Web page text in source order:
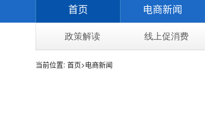
首页 电商新闻
政策解读 线上促消费
当前位置: 首页>电商新闻